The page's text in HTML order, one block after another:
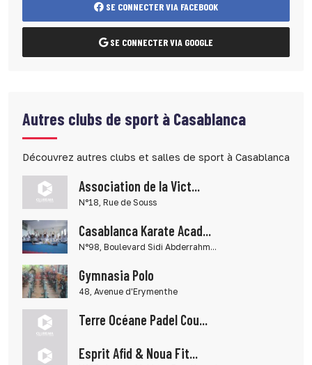
SE CONNECTER VIA FACEBOOK
SE CONNECTER VIA GOOGLE
Autres clubs de sport à Casablanca
Découvrez autres clubs et salles de sport à Casablanca
Association de la Vict...
N°18, Rue de Souss
Casablanca Karate Acad...
N°98, Boulevard Sidi Abderrahm...
Gymnasia Polo
48, Avenue d'Erymenthe
Terre Océane Padel Cou...
Esprit Afid & Noua Fit...